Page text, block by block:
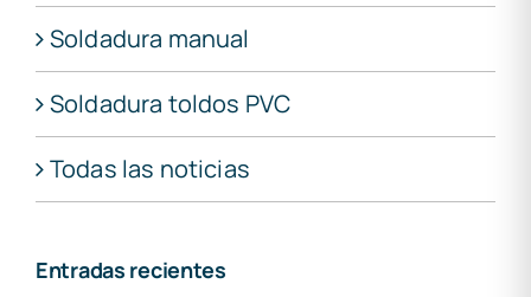
Soldadura manual
Soldadura toldos PVC
Todas las noticias
Entradas recientes